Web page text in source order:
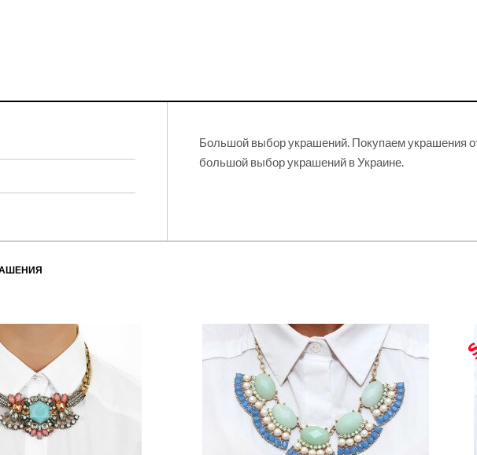
Большой выбор украшений. Покупаем украшения
большой выбор украшений в Украине.